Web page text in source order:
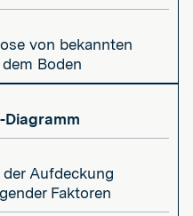
von bekannten
Boden
Diagramm
Aufdeckung
Faktoren